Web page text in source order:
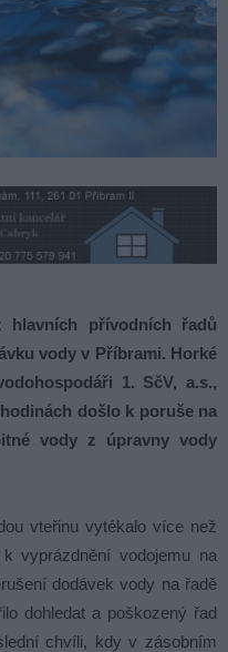
hlavních přívodních řadů
vody v Příbrami. Horké
1. SčV, a.s.,
došlo k poruše na
vody z úpravny vody
vteřinu vytékalo více než
vyprázdnění vodojemu na
dodávek vody na řadě
dohledat a poškozený řad
chvíli, kdy v zásobním